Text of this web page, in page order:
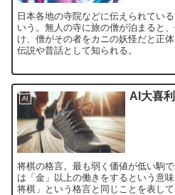
日本各地の寺院などに伝えられてい
いう。無人の寺に旅の僧が泊まると
け、僧がその者をカニの妖怪だと正
伝説や昔話として知られる。
AI AI大喜
将棋の格言。最も弱く価値が低い駒
は「金」以上の働きをするという意
将棋」という格言と同じことを表して